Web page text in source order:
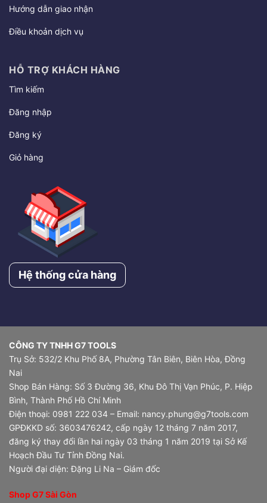
Hướng dẫn giao nhận
Điều khoản dịch vụ
HỖ TRỢ KHÁCH HÀNG
Tìm kiếm
Đăng nhập
Đăng ký
Giỏ hàng
Hệ thống cửa hàng
CÔNG TY TNHH G7 TOOLS
Trụ Sở: 532/2 Khu Phố 8A, Phường Tân Biên, Biên Hòa, Đồng
Nai
Shop Bán Hàng: Số 3 Đường 36, Khu Đô Thị Vạn Phúc, P. Hiệp
Bình, Thành Phố Hồ Chí Minh
Điện thoại: 0981 222 034 – Email: nancy.phung@g7tools.com
GPĐKKD số: 3603476242, cấp ngày 12 tháng 7 năm 2017,
đăng ký thay đổi lần hai ngày 03 tháng 1 năm 2019 tại Sở Kế
Hoạch Đầu Tư Tỉnh Đồng Nai.
Người đại diện: Đặng Li Na – Giám đốc
Shop G7 Sài Gòn